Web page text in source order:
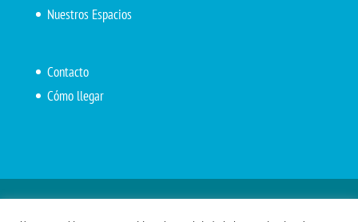
Nuestros Espacios
Contacto
Cómo llegar